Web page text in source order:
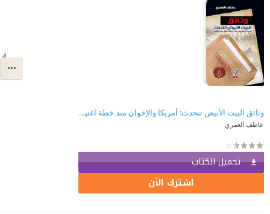
وثائق البيت الأبيض تتحدث: أمريكا والإخوان منذ خطة اغتيال عبد الناصر
عاطف الغمري
تحميل الكتاب
اشترك الآن